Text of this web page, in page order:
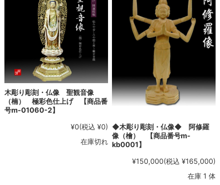
木彫り彫刻・仏像 聖観音像
（楠） 極彩色仕上げ 【商品番
号m-01060-2】
¥0(税込 ¥0)
在庫切れ
◆木彫り彫刻・仏像◆ 阿修羅
像（檜） 【商品番号m-
kb0001】
¥150,000(税込 ¥165,000)
在庫 1 体